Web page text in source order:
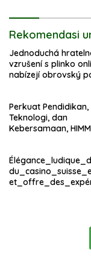
Rekomendasi
Jednoduchá
vzrušení s plinko
nabízejí obrovský
Perkuat Pendidikan,
Teknologi, dan
Kebersamaan,